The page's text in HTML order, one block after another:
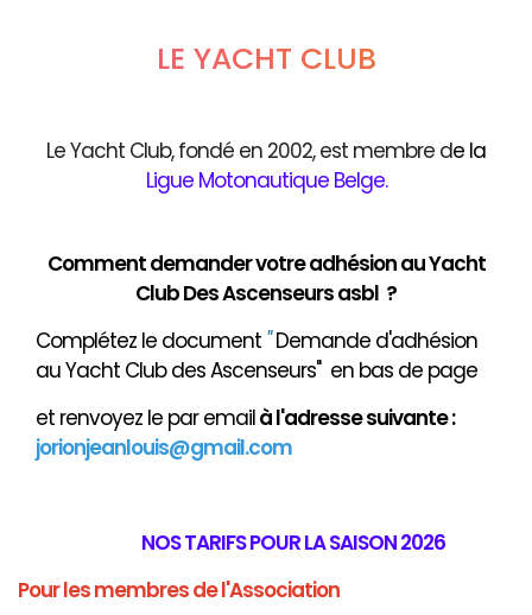
LE YACHT CLUB
Le Yacht Club, fondé en 2002, est membre de la
Ligue Motonautique Belge.
Comment demander votre adhésion au Yacht
Club Des Ascenseurs asbl ?
Complétez le document "Demande d'adhésion
au Yacht Club des Ascenseurs" en bas de page
et renvoyez le par emailàl'adresse suivante :
jorionjeanlouis@gmail.com
NOS TARIFS POUR LA SAISON 2026
Pour les membres de l'Association